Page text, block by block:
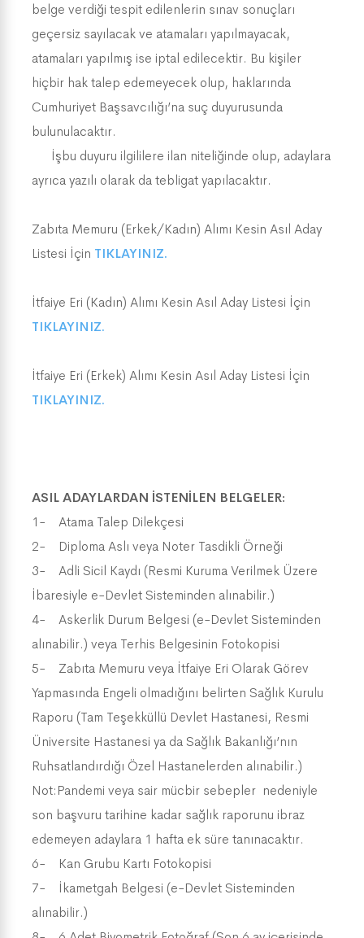
belge verdiği tespit edilenlerin sınav sonuçları
geçersiz sayılacak ve atamaları yapılmayacak,
atamaları yapılmış ise iptal edilecektir. Bu kişiler
hiçbir hak talep edemeyecek olup, haklarında
Cumhuriyet Başsavcılığı’na suç duyurusunda
bulunulacaktır.
İşbu duyuru ilgililere ilan niteliğinde olup, adaylara
ayrıca yazılı olarak da tebligat yapılacaktır.
Zabıta Memuru (Erkek/Kadın) Alımı Kesin Asıl Aday
Listesi İçin TIKLAYINIZ.
İtfaiye Eri (Kadın) Alımı Kesin Asıl Aday Listesi İçin
TIKLAYINIZ.
İtfaiye Eri (Erkek) Alımı Kesin Asıl Aday Listesi İçin
TIKLAYINIZ.
ASIL ADAYLARDAN İSTENİLEN BELGELER:
1- Atama Talep Dilekçesi
2- Diploma Aslı veya Noter Tasdikli Örneği
3- Adli Sicil Kaydı (Resmi Kuruma Verilmek Üzere
İbaresiyle e-Devlet Sisteminden alınabilir.)
4- Askerlik Durum Belgesi (e-Devlet Sisteminden
alınabilir.) veya Terhis Belgesinin Fotokopisi
5- Zabıta Memuru veya İtfaiye Eri Olarak Görev
Yapmasında Engeli olmadığını belirten Sağlık Kurulu
Raporu (Tam Teşekküllü Devlet Hastanesi, Resmi
Üniversite Hastanesi ya da Sağlık Bakanlığı’nın
Ruhsatlandırdığı Özel Hastanelerden alınabilir.)
Not:Pandemi veya sair mücbir sebepler nedeniyle
son başvuru tarihine kadar sağlık raporunu ibraz
edemeyen adaylara 1 hafta ek süre tanınacaktır.
6- Kan Grubu Kartı Fotokopisi
7- İkametgah Belgesi (e-Devlet Sisteminden
alınabilir.)